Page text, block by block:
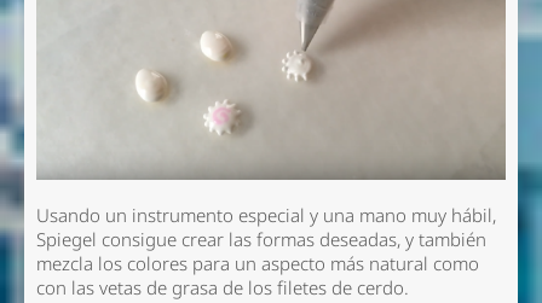
Usando un instrumento especial y una mano muy hábil,
Spiegel consigue crear las formas deseadas, y también
mezcla los colores para un aspecto más natural como
con las vetas de grasa de los filetes de cerdo.